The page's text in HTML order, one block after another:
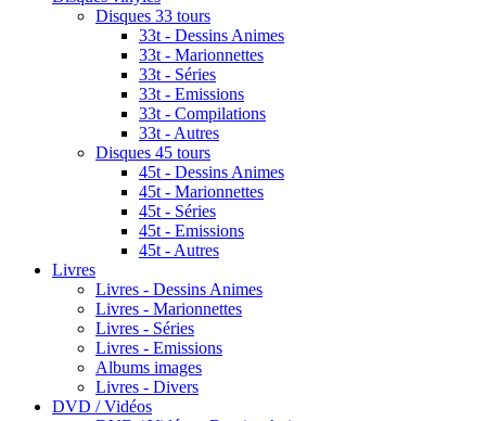
Disques 33 tours
33t - Dessins Animes
33t - Marionnettes
33t - Séries
33t - Emissions
33t - Compilations
33t - Autres
Disques 45 tours
45t - Dessins Animes
45t - Marionnettes
45t - Séries
45t - Emissions
45t - Autres
Livres
Livres - Dessins Animes
Livres - Marionnettes
Livres - Séries
Livres - Emissions
Albums images
Livres - Divers
DVD / Vidéos